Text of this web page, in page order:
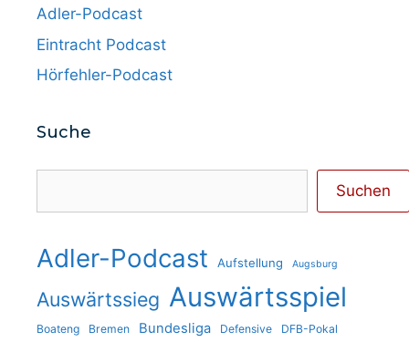
Adler-Podcast
Eintracht Podcast
Hörfehler-Podcast
Suche
Suchen
Adler-Podcast Aufstellung Augsburg
Auswärtssieg Auswärtsspiel
Boateng Bremen Bundesliga Defensive DFB-Pokal